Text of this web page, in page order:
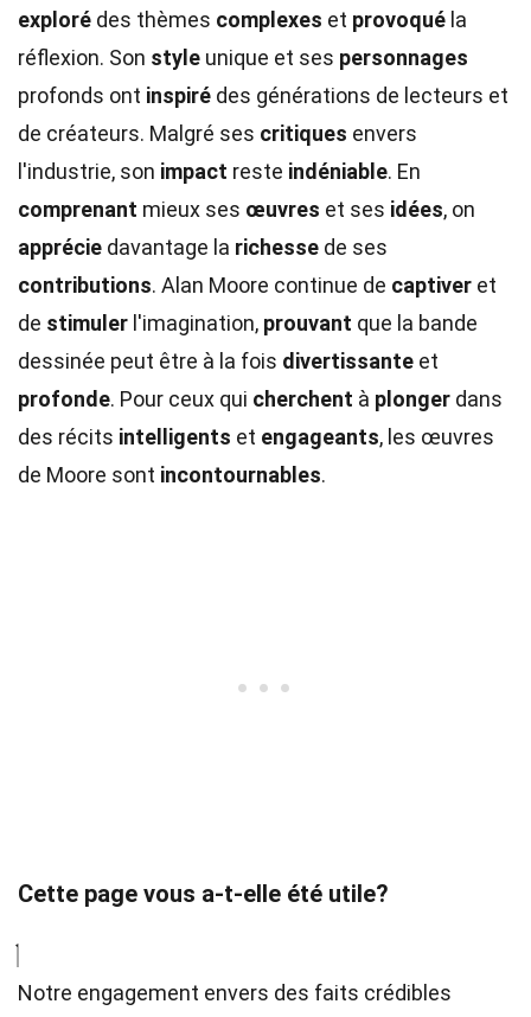
exploré des thèmes complexes et provoqué la
réflexion. Son style unique et ses personnages
profonds ont inspiré des générations de lecteurs et
de créateurs. Malgré ses critiques envers
l'industrie, son impact reste indéniable. En
comprenant mieux ses œuvres et ses idées, on
apprécie davantage la richesse de ses
contributions. Alan Moore continue de captiver et
de stimuler l'imagination, prouvant que la bande
dessinée peut être à la fois divertissante et
profonde. Pour ceux qui cherchent à plonger dans
des récits intelligents et engageants, les œuvres
de Moore sont incontournables.
Cette page vous a-t-elle été utile?
Notre engagement envers des faits crédibles